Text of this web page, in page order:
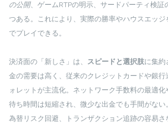
の公開、ゲームRTPの明示、サードパーティ検証
つある。これにより、実際の勝率やハウスエッジ
でプレイできる。
決済面の「新しさ」は、 スピードと選択肢に集約
金の需要は高く、従来のクレジットカードや銀行
ォレットが主流化。ネットワーク手数料の最適化
待ち時間は短縮され、微少な出金でも手間がな
為替リスク回避、トランザクション追跡の容易